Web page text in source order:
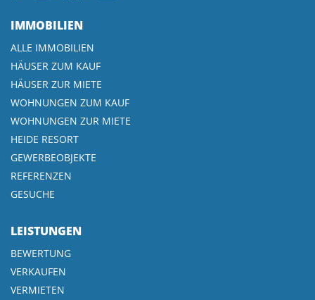
IMMOBILIEN
ALLE IMMOBILIEN
HÄUSER ZUM KAUF
HÄUSER ZUR MIETE
WOHNUNGEN ZUM KAUF
WOHNUNGEN ZUR MIETE
HEIDE RESORT
GEWERBEOBJEKTE
REFERENZEN
GESUCHE
LEISTUNGEN
BEWERTUNG
VERKAUFEN
VERMIETEN